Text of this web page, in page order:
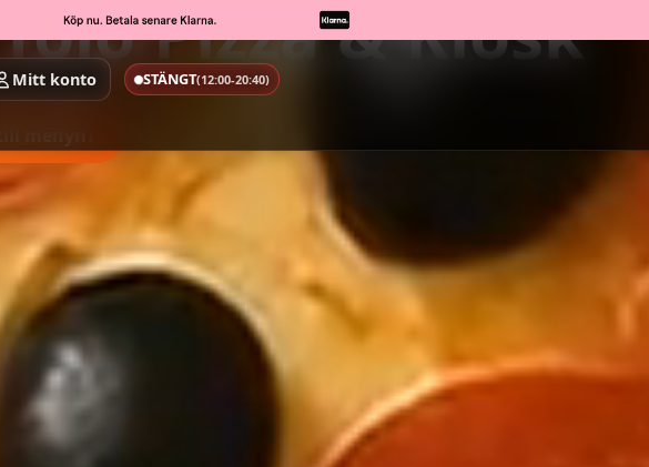
Mitt konto STÄNGT(12:00-20:40)
Pizza & Kiosk